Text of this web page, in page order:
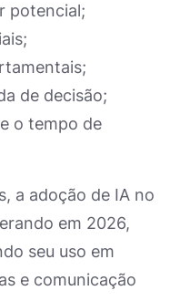
potencial;
de decisão;
o tempo de
a adoção de IA no
em 2026,
seu uso em
e comunicação